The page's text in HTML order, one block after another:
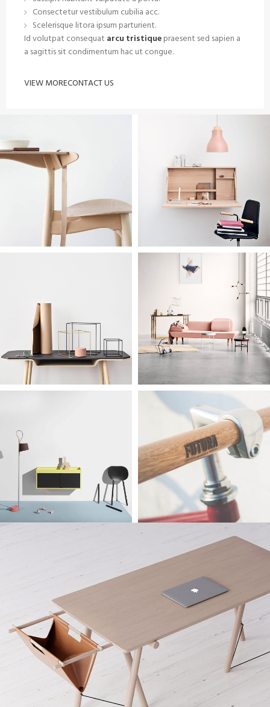
Consectetur vestibulum cubilia acc.
Scelerisque litora ipsum parturient.
Id volutpat consequat arcu tristiquepraesent sed sapien a
a sagittis sit condimentum hac ut congue.
VIEW MORECONTACT US